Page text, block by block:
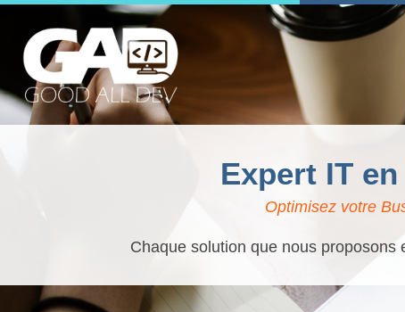
Expert IT
Optimisez votre
Chaque solution que nous